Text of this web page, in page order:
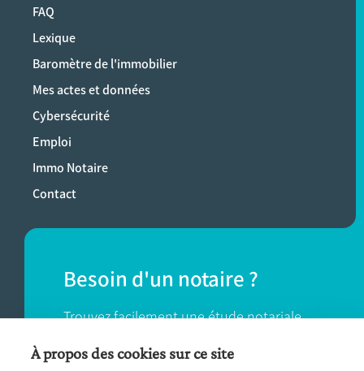
FAQ
Lexique
Baromètre de l'immobilier
Mes actes et données
Cybersécurité
Emploi
Immo Notaire
Contact
Besoin d'un notaire ?
Trouvez facilement une étude notariale
près de chez vous.
À propos des cookies sur ce site